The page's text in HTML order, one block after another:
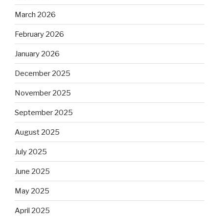
March 2026
February 2026
January 2026
December 2025
November 2025
September 2025
August 2025
July 2025
June 2025
May 2025
April 2025